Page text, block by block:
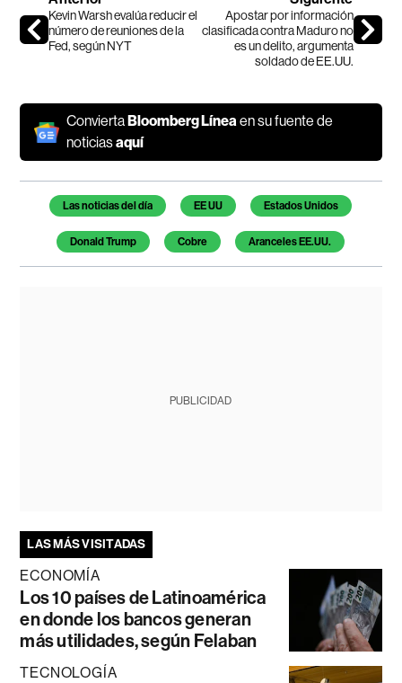
Kevin Warsh evalúa reducir el
número de reuniones de la
Fed, según NYT
Apostar por información
clasificada contra Maduro no
es un delito, argumenta
soldado de EE.UU.
Convierta Bloomberg Líneaen su fuente de
noticiasaquí
Temas de este artículo
Las noticias del día EE UU Estados Unidos
Donald Trump Cobre Aranceles EE.UU.
PUBLICIDAD
LAS MÁS VISITADAS
ECONOMÍA
Los 10 países de Latinoamérica
en donde los bancos generan
más utilidades, según Felaban
TECNOLOGÍA